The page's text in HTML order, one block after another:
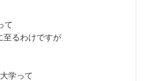
て
至るわけですが
学って